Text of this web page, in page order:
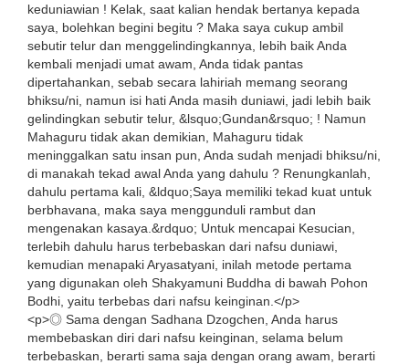
keduniawian ! Kelak, saat kalian hendak bertanya kepada
saya, bolehkan begini begitu ? Maka saya cukup ambil
sebutir telur dan menggelindingkannya, lebih baik Anda
kembali menjadi umat awam, Anda tidak pantas
dipertahankan, sebab secara lahiriah memang seorang
bhiksu/ni, namun isi hati Anda masih duniawi, jadi lebih baik
gelindingkan sebutir telur, &lsquo;Gundan&rsquo; ! Namun
Mahaguru tidak akan demikian, Mahaguru tidak
meninggalkan satu insan pun, Anda sudah menjadi bhiksu/ni,
di manakah tekad awal Anda yang dahulu ? Renungkanlah,
dahulu pertama kali, &ldquo;Saya memiliki tekad kuat untuk
berbhavana, maka saya menggunduli rambut dan
mengenakan kasaya.&rdquo; Untuk mencapai Kesucian,
terlebih dahulu harus terbebaskan dari nafsu duniawi,
kemudian menapaki Aryasatyani, inilah metode pertama
yang digunakan oleh Shakyamuni Buddha di bawah Pohon
Bodhi, yaitu terbebas dari nafsu keinginan.</p>
<p>◎ Sama dengan Sadhana Dzogchen, Anda harus
membebaskan diri dari nafsu keinginan, selama belum
terbebaskan, berarti sama saja dengan orang awam, berarti